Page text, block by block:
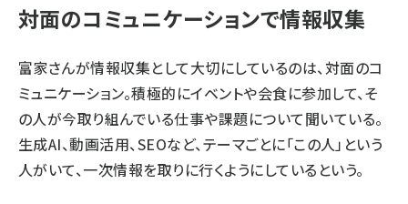
対面のコミュニケーションで情報収集
富家さんが情報収集として大切にしているのは、対面のコ
ミュニケーション。積極的にイベントや会食に参加して、そ
の人が今取り組んでいる仕事や課題について聞いている。
生成AI、動画活用、SEOなど、テーマごとに「この人」という
人がいて、一次情報を取りに行くようにしているという。